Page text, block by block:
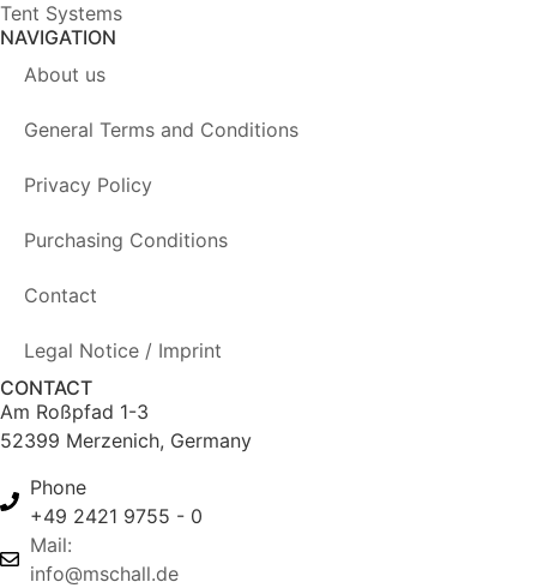
Tent Systems
NAVIGATION
About us
General Terms and Conditions
Privacy Policy
Purchasing Conditions
Contact
Legal Notice / Imprint
CONTACT
Am Roßpfad 1-3
52399 Merzenich, Germany
Phone
+49 2421 9755 - 0
Mail:
info@mschall.de